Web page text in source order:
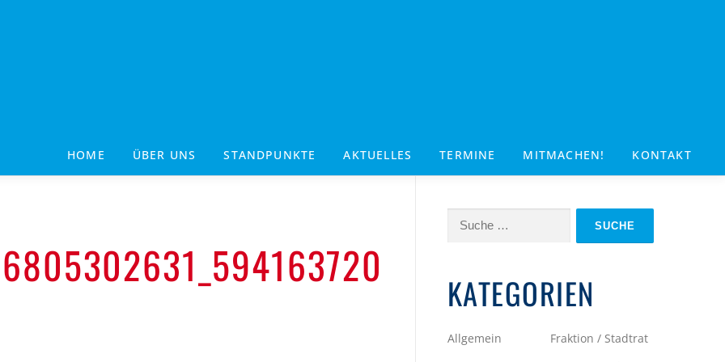
HOME ÜBER UNS STANDPUNKTE AKTUELLES TERMINE MITMACHEN! KONTAKT
Suche
KATEGORIEN
Allgemein
Fraktion / Stadtrat